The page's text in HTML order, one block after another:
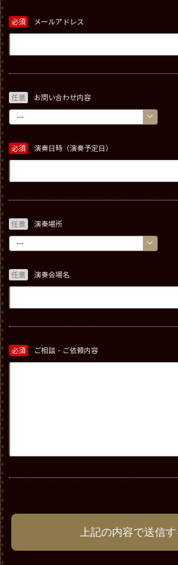
必須 メールアドレス
任意 お問い合わせ内容
必須 演奏日時（演奏予定日）
任意 演奏場所
任意 演奏会場名
必須 ご相談・ご依頼内容